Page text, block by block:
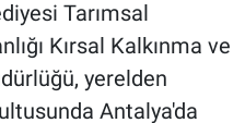
Tarımsal
Kırsal Kalkınma ve
yerelden
Antalya'da